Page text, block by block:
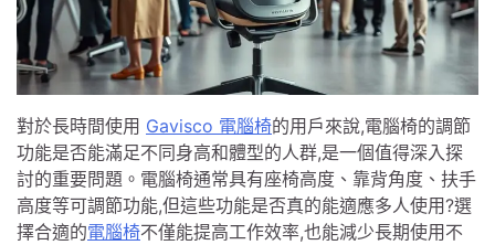
對於長時間使用 Gavisco 電腦椅的用戶來說,電腦椅的調節
功能是否能滿足不同身高和體型的人群,是一個值得深入探
討的重要問題。電腦椅通常具有座椅高度、靠背角度、扶手
高度等可調節功能,但這些功能是否真的能適應多人使用?選
擇合適的電腦椅不僅能提高工作效率,也能減少長期使用不